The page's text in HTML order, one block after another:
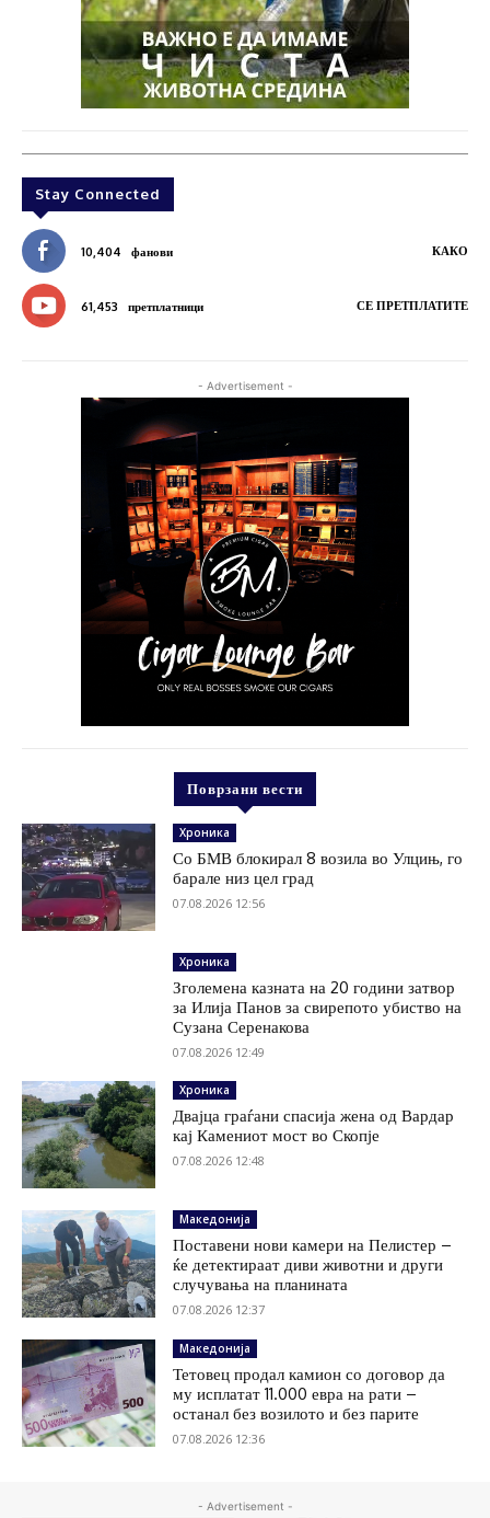
Stay Connected
10,404 фанови КАКО
61,453 претплатници СЕ ПРЕТПЛАТИТЕ
- Advertisement -
Поврзани вести
Хроника
Со БМВ блокирал 8 возила во Улцињ, го
барале низ цел град
07.08.2026 12:56
Хроника
Зголемена казната на 20 години затвор
за Илија Панов за свирепото убиство на
Сузана Серенакова
07.08.2026 12:49
Хроника
Двајца граѓани спасија жена од Вардар
кај Камениот мост во Скопје
07.08.2026 12:48
Македонија
Поставени нови камери на Пелистер –
ќе детектираат диви животни и други
случувања на планината
07.08.2026 12:37
Македонија
Тетовец продал камион со договор да
му исплатат 11.000 евра на рати –
останал без возилото и без парите
07.08.2026 12:36
- Advertisement -